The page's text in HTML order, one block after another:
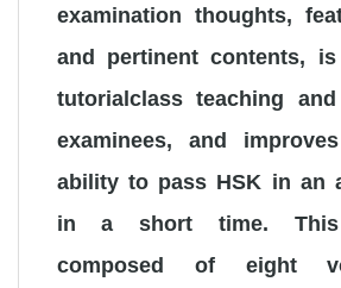
examination thoughts,
and pertinent contents,
tutorialclass teaching
examinees, and
ability to pass HSK in an
in a short time.
composed of eight